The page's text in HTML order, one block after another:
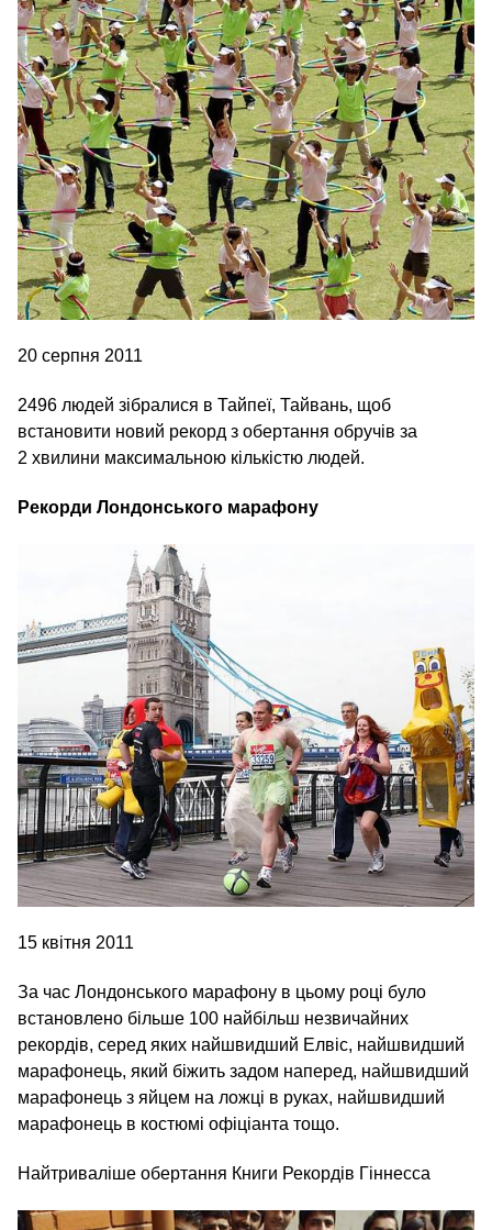
20 серпня 2011
2496 людей зібралися в Тайпеї, Тайвань, щоб
встановити новий рекорд з обертання обручів за
2 хвилини максимальною кількістю людей.
Рекорди Лондонського марафону
15 квітня 2011
За час Лондонського марафону в цьому році було
встановлено більше 100 найбільш незвичайних
рекордів, серед яких найшвидший Елвіс, найшвидший
марафонець, який біжить задом наперед, найшвидший
марафонець з яйцем на ложці в руках, найшвидший
марафонець в костюмі офіціанта тощо.
Найтриваліше обертання Книги Рекордів Гіннесса